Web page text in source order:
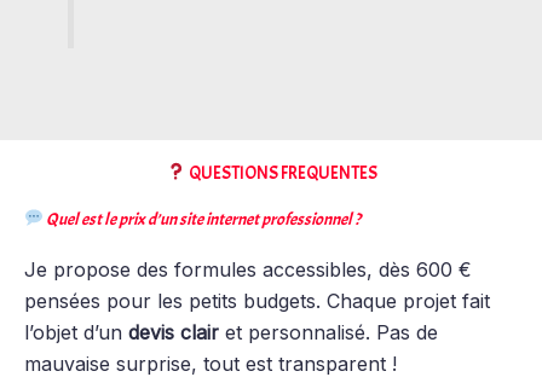
QUESTIONS FREQUENTES
Quel est le prix d’un site internet professionnel ?
Je propose des formules accessibles, dès 600 €
pensées pour les petits budgets. Chaque projet fait
l’objet d’un devis clair et personnalisé. Pas de
mauvaise surprise, tout est transparent !